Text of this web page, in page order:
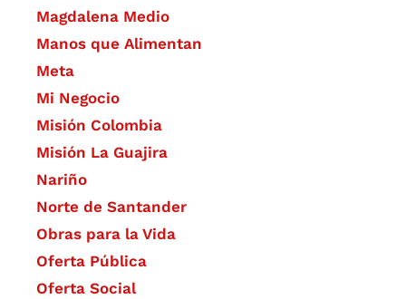
Magdalena Medio
Manos que Alimentan
Meta
Mi Negocio
Misión Colombia
Misión La Guajira
Nariño
Norte de Santander
Obras para la Vida
Oferta Pública
Oferta Social​​